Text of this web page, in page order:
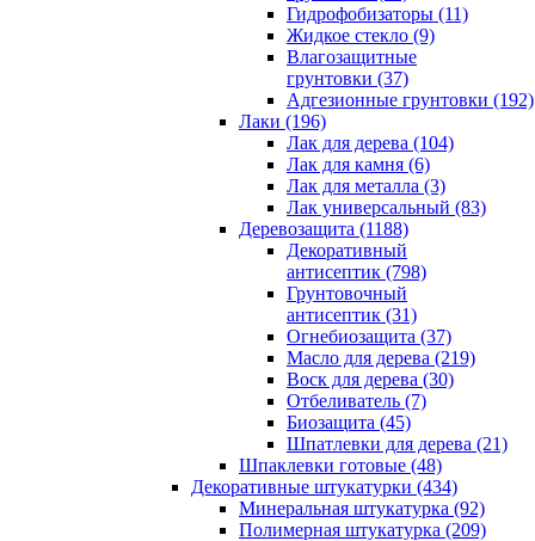
Гидрофобизаторы (11)
Жидкое стекло (9)
Влагозащитные
грунтовки (37)
Адгезионные грунтовки (192)
Лаки (196)
Лак для дерева (104)
Лак для камня (6)
Лак для металла (3)
Лак универсальный (83)
Деревозащита (1188)
Декоративный
антисептик (798)
Грунтовочный
антисептик (31)
Огнебиозащита (37)
Масло для дерева (219)
Воск для дерева (30)
Отбеливатель (7)
Биозащита (45)
Шпатлевки для дерева (21)
Шпаклевки готовые (48)
Декоративные штукатурки (434)
Минеральная штукатурка (92)
Полимерная штукатурка (209)